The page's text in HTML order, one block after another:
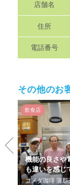
店舗名
住所
電話番号
その他のお
飲食店
機能の良さや
も違いを感じ
コメダ珈琲 蒲郡